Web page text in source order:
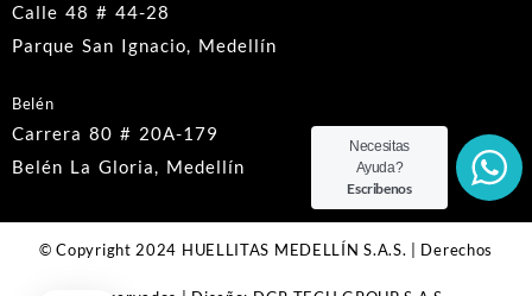
Calle 48 # 44-28
Parque San Ignacio, Medellín
Belén
Carrera 80 # 20A-179
Belén La Gloria, Medellín
© Copyright 2024 HUELLITAS MEDELLÍN S.A.S. | Derechos
Necesitas
Ayuda?
Escribenos